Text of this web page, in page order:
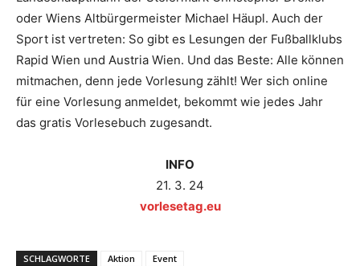
oder Wiens Altbürgermeister Michael Häupl. Auch der
Sport ist vertreten: So gibt es Lesungen der Fußballklubs
Rapid Wien und Austria Wien. Und das Beste: Alle können
mitmachen, denn jede Vorlesung zählt! Wer sich online
für eine Vorlesung anmeldet, bekommt wie jedes Jahr
das gratis Vorlesebuch zugesandt.
INFO
21. 3. 24
vorlesetag.eu
SCHLAGWORTE Aktion Event